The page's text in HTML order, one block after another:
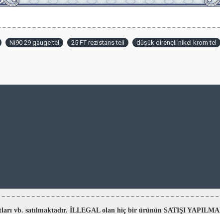
Ni90 29 gauge tel 25 FT rezistans teli düşük dirençli nikel krom tel
vb. satılmaktadır. İLLEGAL olan hiç bir ürünün SATIŞI